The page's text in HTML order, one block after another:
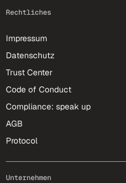
Rechtliches
Impressum
Datenschutz
Trust Center
Code of Conduct
Compliance: speak up
AGB
Protocol
Unternehmen